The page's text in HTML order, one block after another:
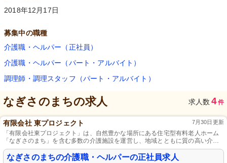
2018年12月17日
募集中の職種
介護職・ヘルパー（正社員）
介護職・ヘルパー（パート・アルバイト）
調理師・調理スタッフ（パート・アルバイト）
なぎさのまちの求人 求人数 4件
有限会社 東プロジェクト 7月30日更新
「有限会社東プロジェクト」は、自然豊かな場所にある住宅型有料老人ホーム
「なぎさのまち」を含む多数の介護施設を運営し、地域とともに質の高い介護
を提供しながら、スタッフに対する充実したサポートや評価を重視していま
す。
なぎさのまちの介護職・ヘルパーの正社員求人